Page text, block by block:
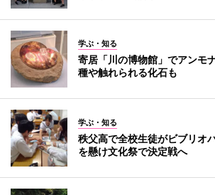
学ぶ・知る
寄居「川の博物館」でアン
種や触れられる化石も
学ぶ・知る
秩父高で全校生徒がビブリ
を懸け文化祭で決定戦へ